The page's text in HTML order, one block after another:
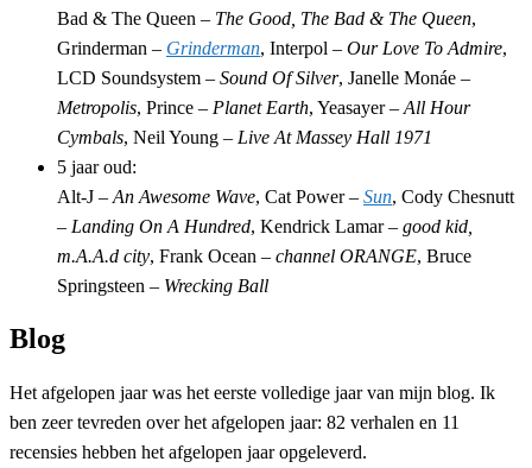
Bad & The Queen – The Good, The Bad & The Queen,
Grinderman – Grinderman, Interpol – Our Love To Admire,
LCD Soundsystem – Sound Of Silver, Janelle Monáe –
Metropolis, Prince – Planet Earth, Yeasayer – All Hour
Cymbals, Neil Young – Live At Massey Hall 1971
5 jaar oud:
Alt-J – An Awesome Wave, Cat Power – Sun, Cody Chesnutt
– Landing On A Hundred, Kendrick Lamar – good kid,
m.A.A.d city, Frank Ocean – channel ORANGE, Bruce
Springsteen – Wrecking Ball
Blog
Het afgelopen jaar was het eerste volledige jaar van mijn blog. Ik
ben zeer tevreden over het afgelopen jaar: 82 verhalen en 11
recensies hebben het afgelopen jaar opgeleverd.